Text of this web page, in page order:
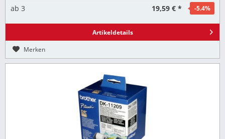
ab 3 19,59 € * -5.4%
Artikeldetails
Merken